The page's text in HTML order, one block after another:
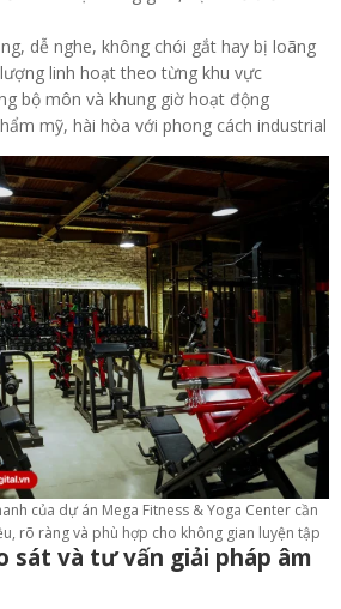
dễ nghe, không chói gắt hay bị loãng
linh hoạt theo từng khu vực
bộ môn và khung giờ hoạt động
mỹ, hài hòa với phong cách industrial
của dự án Mega Fitness & Yoga Center cần
rõ ràng và phù hợp cho không gian luyện tập
sát và tư vấn giải pháp âm